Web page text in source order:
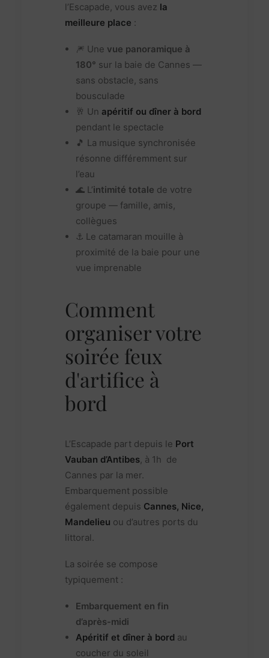
l’Escapade, vous avez la
meilleure place :
🎆 Une vue panoramique à
180° sur la baie de Cannes —
sans obstacle, sans
bousculade
🥂 Un apéritif ou dîner à bord
pendant le spectacle
🎵 La musique synchronisée
résonne différemment sur
l’eau
🌊 L’intimité totale de votre
groupe — famille, amis,
collègues
⚓ Le catamaran mouille à
proximité de la baie pour une
vue imprenable
Comment
organiser votre
soirée feux
d'artifice à
bord
L’Escapade part depuis le Port
Vauban d’Antibes , à 1h de
Cannes par la mer.
Embarquement possible
également depuis Cannes, Nice,
Mandelieu ou d’autres ports du
littoral.
La soirée se compose
typiquement :
Embarquement en fin
d’après-midi
Apéritif et dîner à bord au
coucher du soleil